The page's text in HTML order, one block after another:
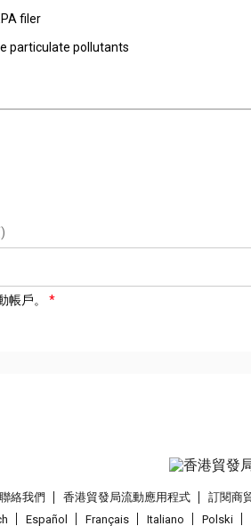
filer
particulate pollutants
戶。
聯絡我們 香港貿發局流動應用程式 訂閱商
Español Français Italiano Polski